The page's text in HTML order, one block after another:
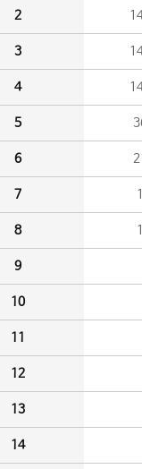
2
3
4
5
6
7
8
9
10
11
12
13
14